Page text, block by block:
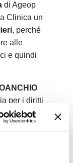
di Ageop
Clinica un
, perché
alle
e quindi
per i diritti
di cancro.
, conAgeop,